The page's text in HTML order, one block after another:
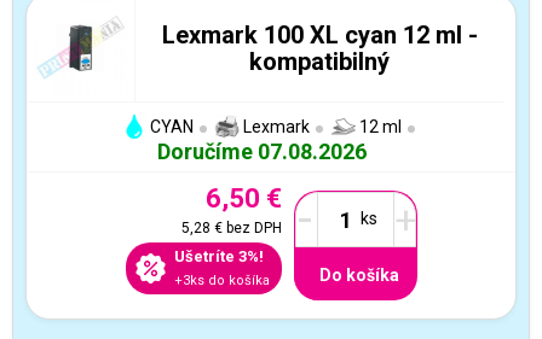
Lexmark 100 XL cyan 12 ml -
kompatibilný
CYAN Lexmark 12 ml
Doručíme 07.08.2026
6,50 €
5,28 €bez DPH
Ušetríte 3%!
+3ks do košíka
- +
Do košíka